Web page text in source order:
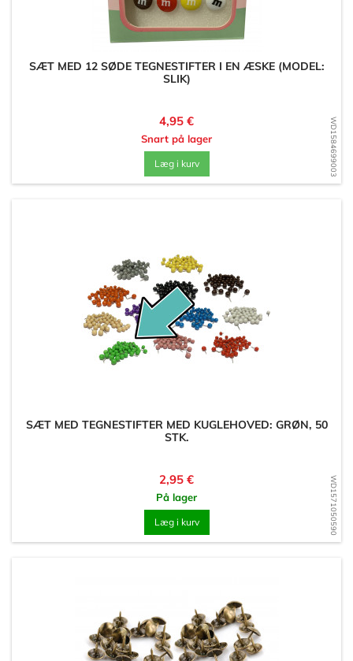
WD1584699003
SÆT MED 12 SØDE TEGNESTIFTER I EN ÆSKE (MODEL:
SLIK)
Pris
4,95 €
Snart på lager
Læg i kurv
WD1571050590
SÆT MED TEGNESTIFTER MED KUGLEHOVED: GRØN, 50
STK.
Pris
2,95 €
På lager
Læg i kurv